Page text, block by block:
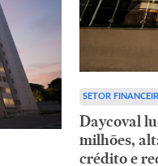
SETOR
Daycoval
milhões,
crédito e